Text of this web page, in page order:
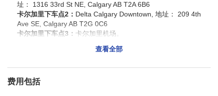
址： 1316 33rd St NE, Calgary AB T2A 6B6
卡尔加里下车点2： Delta Calgary Downtown, 地址： 209 4th
Ave SE, Calgary AB T2G 0C6
卡尔加里下车点3： 卡尔加里机场。
在9:30PM以后，国际航班在10:30PM以后。
查看全部
费用包括